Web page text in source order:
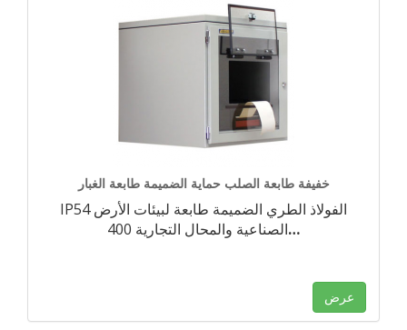
خفيفة طابعة الصلب حماية الضميمة طابعة الغبار
IP54 الفولاذ الطري الضميمة طابعة لبيئات الأرض
الصناعية والمحال التجارية 400…
عرض